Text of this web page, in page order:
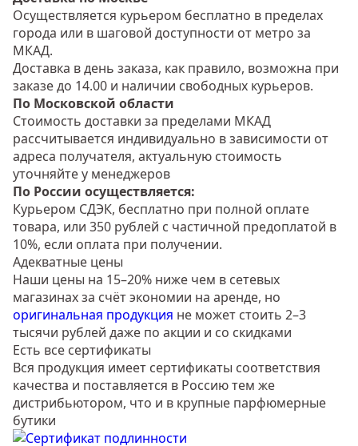
Осуществляется курьером бесплатно в пределах
города или в шаговой доступности от метро за
МКАД.
Доставка в день заказа, как правило, возможна при
заказе до 14.00 и наличии свободных курьеров.
По Московской области
Стоимость доставки за пределами МКАД
рассчитывается индивидуально в зависимости от
адреса получателя, актуальную стоимость
уточняйте у менеджеров
По России осуществляется:
Курьером СДЭК, бесплатно при полной оплате
товара, или 350 рублей с частичной предоплатой в
10%, если оплата при получении.
Адекватные цены
Наши цены на 15–20% ниже чем в сетевых
магазинах за счёт экономии на аренде, но
оригинальная продукция не может стоить 2–3
тысячи рублей даже по акции и со скидками
Есть все сертификаты
Вся продукция имеет сертификаты соответствия
качества и поставляется в Россию тем же
дистрибьютором, что и в крупные парфюмерные
бутики